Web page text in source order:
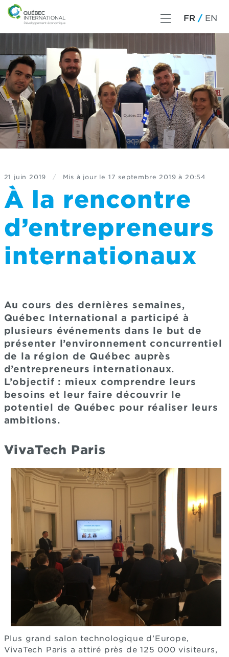
FR EN
21 juin 2019 / Mis à jour le 17 septembre 2019 à 20:54
À la rencontre
d’entrepreneurs
internationaux
Au cours des dernières semaines,
Québec International a participé à
plusieurs événements dans le but de
présenter l’environnement concurrentiel
de la région de Québec auprès
d’entrepreneurs internationaux.
L’objectif : mieux comprendre leurs
besoins et leur faire découvrir le
potentiel de Québec pour réaliser leurs
ambitions.
VivaTech Paris
Plus grand salon technologique d’Europe,
VivaTech Paris a attiré près de 125 000 visiteurs,